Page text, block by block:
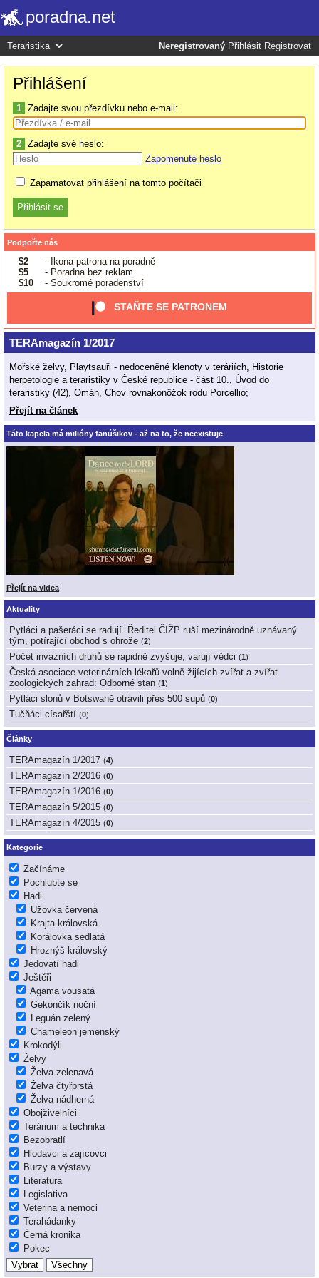
poradna.net
Neregistrovaný Přihlásit Registrovat
Přihlášení
1 Zadajte svou přezdívku nebo e-mail:
2 Zadajte své heslo:
Zapomenuté heslo
Zapamatovat přihlášení na tomto počítači
Podpořte nás
$2
- Ikona patrona na poradně
$5
- Poradna bez reklam
$10
- Soukromé poradenství
STAŇTE SE PATRONEM
TERAmagazín 1/2017
Mořské želvy, Playtsauři - nedoceněné klenoty v teráriích, Historie
herpetologie a teraristiky v České republice - část 10., Úvod do
teraristiky (42), Omán, Chov rovnakonôžok rodu Porcellio;
Přejít na článek
Táto kapela má milióny fanúšikov - až na to, že neexistuje
Přejít na videa
Aktuality
Pytláci a pašeráci se radují. Ředitel ČIŽP ruší mezinárodně uznávaný
tým, potírající obchod s ohrože (2)
Počet invazních druhů se rapidně zvyšuje, varují vědci (1)
Česká asociace veterinárních lékařů volně žijících zvířat a zvířat
zoologických zahrad: Odborné stan (1)
Pytláci slonů v Botswaně otrávili přes 500 supů (0)
Tučňáci císařští (0)
Články
TERAmagazín 1/2017 (4)
TERAmagazín 2/2016 (0)
TERAmagazín 1/2016 (0)
TERAmagazín 5/2015 (0)
TERAmagazín 4/2015 (0)
Kategorie
Začínáme
Pochlubte se
Hadi
Užovka červená
Krajta královská
Korálovka sedlatá
Hroznýš královský
Jedovatí hadi
Ještěři
Agama vousatá
Gekončík noční
Leguán zelený
Chameleon jemenský
Krokodýli
Želvy
Želva zelenavá
Želva čtyřprstá
Želva nádherná
Obojživelníci
Terárium a technika
Bezobratlí
Hlodavci a zajícovci
Burzy a výstavy
Literatura
Legislativa
Veterina a nemoci
Terahádanky
Černá kronika
Pokec